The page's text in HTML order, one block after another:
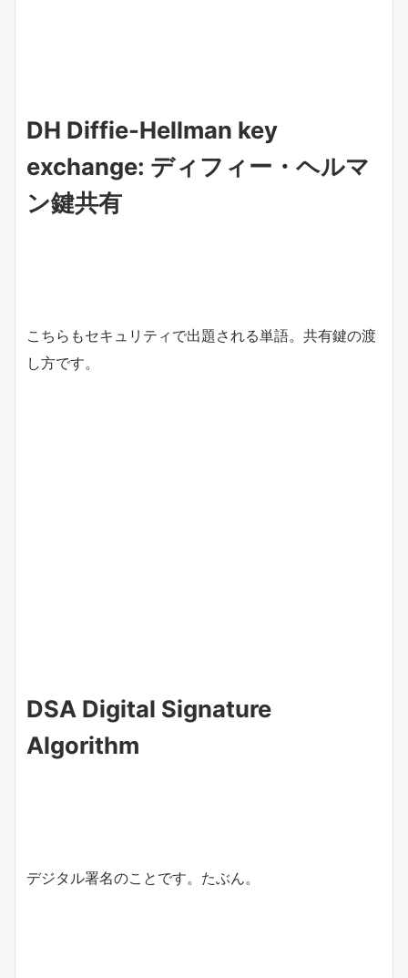
DH Diffie-Hellman key
exchange: ディフィー・ヘルマ
ン鍵共有
こちらもセキュリティで出題される単語。共有鍵の渡
し方です。
DSA Digital Signature
Algorithm
デジタル署名のことです。たぶん。